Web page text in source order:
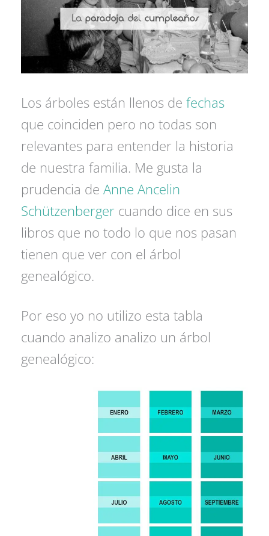
Los árboles están llenos defechas
que coinciden pero no todas son
relevantes para entender la historia
de nuestra familia. Me gusta la
prudencia deAnne Ancelin
Schützenberger cuando dice en sus
libros que no todo lo que nos pasan
tienen que ver con el árbol
genealógico.
Por eso yo no utilizo esta tabla
cuando analizo analizo un árbol
genealógico: